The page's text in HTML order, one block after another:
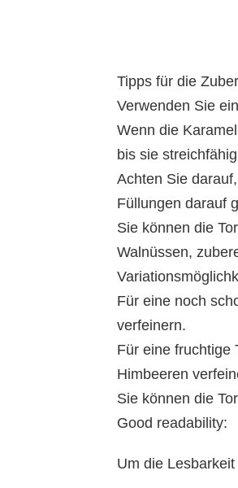
Tipps für die
Verwenden Sie
Wenn die
bis sie
Achten Sie
Füllungen darauf
Sie können die
Walnüssen,
Für eine noch
verfeinern.
Für eine fruchtige
Himbeeren
Sie können die
Good readability:
Um die